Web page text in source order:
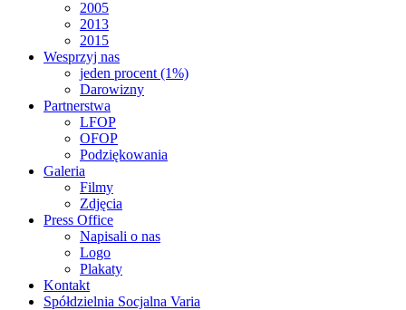
2005
2013
2015
Wesprzyj nas
jeden procent (1%)
Darowizny
Partnerstwa
LFOP
OFOP
Podziękowania
Galeria
Filmy
Zdjęcia
Press Office
Napisali o nas
Logo
Plakaty
Kontakt
Spółdzielnia Socjalna Varia